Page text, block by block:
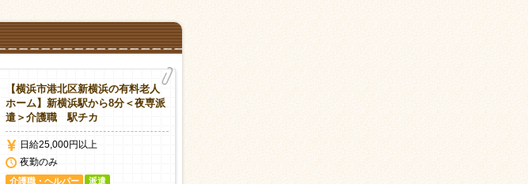
【横浜市港北区新横浜の有料老人
ホーム】新横浜駅から8分＜夜専派
遣＞介護職 駅チカ
日給25,000円以上
夜勤のみ
介護職・ヘルパー 派遣